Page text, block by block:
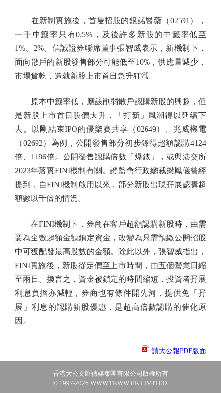
在新制實施後，首隻招股的銀諾醫藥（02591），
一手中籤率只有0.5%，及後許多新股的中籤率低至
1%、2%。信誠證券聯席董事張智威表示，新機制下，
面向散戶的新股發售部分可能低至10%，供應量減少，
市場貨乾，造就新股上市首日急升狂漲。
原本中籤率低，應該削弱散戶認購新股的興趣，但
是新股上市首日股價大升，「打新」風潮得以延續下
去。以剛結束IPO的優樂賽共享（02649）、兆威機電
（02692）為例，公開發售部分初步錄得超額認購4124
倍、1186倍。公開發售認購倍數「爆錶」，或與港交所
2023年落實FINI機制有關。證監會行政總裁梁鳳儀曾經
提到，自FINI機制啟用以來，部分新股出現孖展認購超
額數以千倍的情況。
在FINI機制下，券商在客戶超額認購新股時，由需
要為全數超額金額鎖定資金，改變為只需預繳公開招股
中可獲配發最高股數的金額。除此以外，張智威指出，
FINI實施後，新股從定價至上市時間，由五個營業日縮
至兩日。換言之，資金被鎖定的時間縮短，投資者孖展
利息負擔亦減輕，券商也有條件開先河，提供免「孖
展」利息的認購新股優惠，是超高倍數認購的催化原
因。
讀大公報PDF版面
香港大公文匯傳媒集團有限公司版權所有
© 1997-2026 WWW.TKWW.HK LIMITED.